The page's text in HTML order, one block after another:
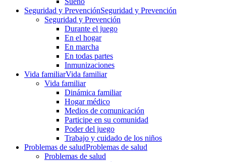
Seguridad y PrevenciónSeguridad y Prevención
Seguridad y Prevención
Durante el juego
En el hogar
En marcha
En todas partes
Inmunizaciones
Vida familiarVida familiar
Vida familiar
Dinámica familiar
Hogar médico
Medios de comunicación
Participe en su comunidad
Poder del juego
Trabajo y cuidado de los niños
Problemas de saludProblemas de salud
Problemas de salud